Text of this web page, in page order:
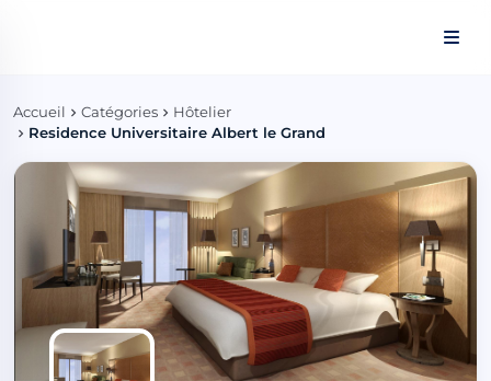
Accueil Catégories
Hôtelier
Residence Universitaire Albert le Grand